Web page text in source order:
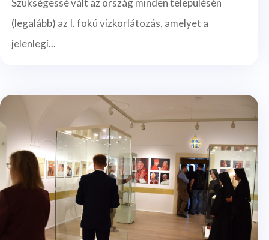
Szükségessé vált az ország minden településén
(legalább) az I. fokú vízkorlátozás, amelyet a
jelenlegi...